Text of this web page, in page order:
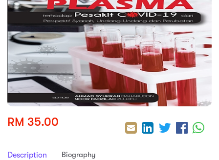
4
(SJKT)
& Spirituality
RM 35.00
Description Biography